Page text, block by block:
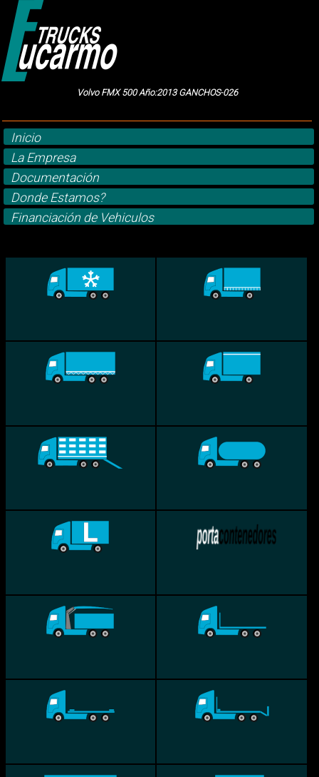
Volvo FMX 500 Año:2013 GANCHOS-026
Inicio
La Empresa
Documentación
Donde Estamos?
Financiación de Vehiculos